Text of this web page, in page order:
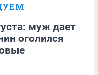
муж дает
оголился